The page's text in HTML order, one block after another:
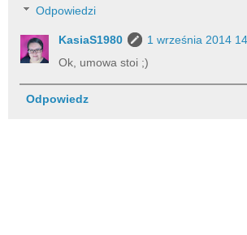
Odpowiedzi
KasiaS1980
1 września 2014
Ok, umowa stoi ;)
Odpowiedz